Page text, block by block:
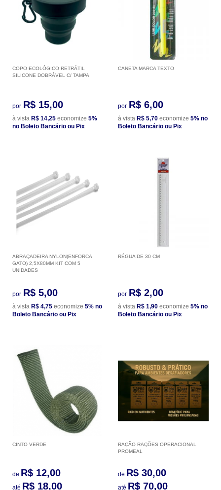
COPO ECOLÓGICO RETRÁTIL
SILICONE DOBRÁVEL C/ TAMPA
por R$ 15,00
à vista R$ 14,25 economize 5%
no Boleto Bancário ou Pix
CANETA MARCA TEXTO
por R$ 6,00
à vista R$ 5,70 economize 5% no
Boleto Bancário ou Pix
ABRAÇADEIRA NYLON(ENFORCA
GATO) 2,5X80MM KIT COM 5
UNIDADES
por R$ 5,00
à vista R$ 4,75 economize 5% no
Boleto Bancário ou Pix
RÉGUA DE 30 CM
por R$ 2,00
à vista R$ 1,90 economize 5% no
Boleto Bancário ou Pix
CINTO VERDE
de R$ 12,00
até R$ 18,00
RAÇÃO RAÇÕES OPERACIONAL
PROMEAL
de R$ 30,00
até R$ 70,00